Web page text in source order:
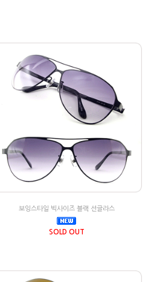
보잉스타일 빅사이즈 블랙 선글라스
SOLD OUT